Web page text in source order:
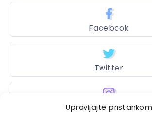
Upravljajte pristankom
Facebook
Twitter
Instagram